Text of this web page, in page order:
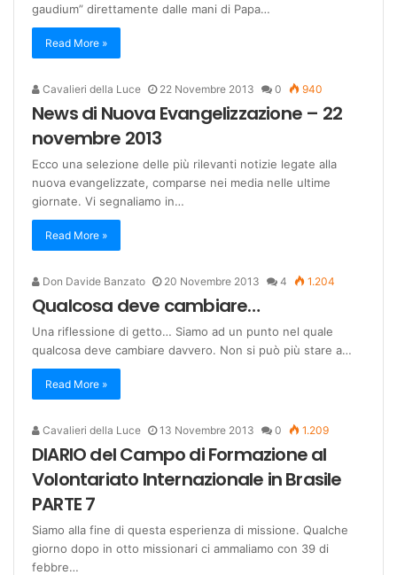
gaudium” direttamente dalle mani di Papa…
Read More »
Cavalieri della Luce 22 Novembre 2013 0 940
News di Nuova Evangelizzazione – 22
novembre 2013
Ecco una selezione delle più rilevanti notizie legate alla
nuova evangelizzate, comparse nei media nelle ultime
giornate. Vi segnaliamo in…
Read More »
Don Davide Banzato 20 Novembre 2013 4 1.204
Qualcosa deve cambiare…
Una riflessione di getto… Siamo ad un punto nel quale
qualcosa deve cambiare davvero. Non si può più stare a…
Read More »
Cavalieri della Luce 13 Novembre 2013 0 1.209
DIARIO del Campo di Formazione al
Volontariato Internazionale in Brasile
PARTE 7
Siamo alla fine di questa esperienza di missione. Qualche
giorno dopo in otto missionari ci ammaliamo con 39 di
febbre…